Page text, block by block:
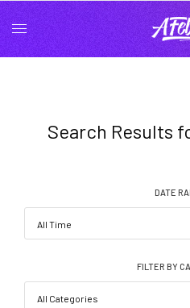
Search Results
DATE
FILTER BY